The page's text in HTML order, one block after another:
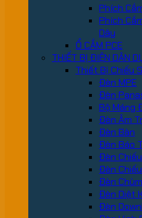
Phích
Phích
Dây
Ổ CẮM PCE
THIẾT BỊ ĐIỆN DÂN
Thiết Bị Chiếu
Đèn MPE
Đèn
Bộ Máng
Đèn Âm
Đèn Bàn
Đèn Báo
Đèn
Đèn
Đèn Chùm
Đèn Diệt
Đèn